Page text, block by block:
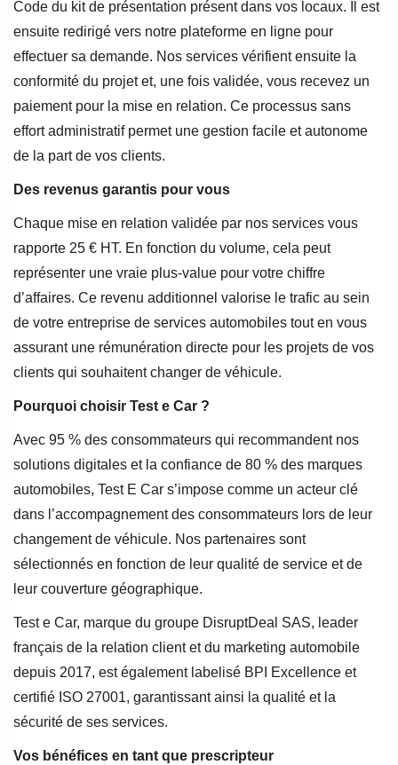
Code du kit de présentation présent dans vos locaux. Il est
ensuite redirigé vers notre plateforme en ligne pour
effectuer sa demande. Nos services vérifient ensuite la
conformité du projet et, une fois validée, vous recevez un
paiement pour la mise en relation. Ce processus sans
effort administratif permet une gestion facile et autonome
de la part de vos clients.
Des revenus garantis pour vous
Chaque mise en relation validée par nos services vous
rapporte 25 € HT. En fonction du volume, cela peut
représenter une vraie plus-value pour votre chiffre
d’affaires. Ce revenu additionnel valorise le trafic au sein
de votre entreprise de services automobiles tout en vous
assurant une rémunération directe pour les projets de vos
clients qui souhaitent changer de véhicule.
Pourquoi choisir Test e Car ?
Avec 95 % des consommateurs qui recommandent nos
solutions digitales et la confiance de 80 % des marques
automobiles, Test E Car s’impose comme un acteur clé
dans l’accompagnement des consommateurs lors de leur
changement de véhicule. Nos partenaires sont
sélectionnés en fonction de leur qualité de service et de
leur couverture géographique.
Test e Car, marque du groupe DisruptDeal SAS, leader
français de la relation client et du marketing automobile
depuis 2017, est également labelisé BPI Excellence et
certifié ISO 27001, garantissant ainsi la qualité et la
sécurité de ses services.
Vos bénéfices en tant que prescripteur